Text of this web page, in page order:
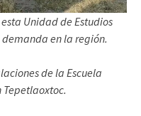
Unidad de Estudios
en la región.
de la Escuela
Tepetlaoxtoc.